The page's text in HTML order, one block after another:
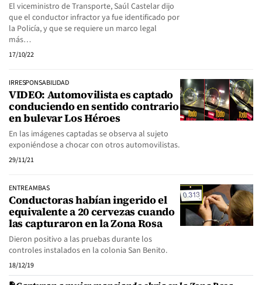
El viceministro de Transporte, Saúl Castelar dijo
que el conductor infractor ya fue identificado por
la Policía, y que se requiere un marco legal
más…
17/10/22
IRRESPONSABILIDAD
VIDEO: Automovilista es captado
conduciendo en sentido contrario
en bulevar Los Héroes
En las imágenes captadas se observa al sujeto
exponiéndose a chocar con otros automovilistas.
29/11/21
ENTRE AMBAS
Conductoras habían ingerido el
equivalente a 20 cervezas cuando
las capturaron en la Zona Rosa
Dieron positivo a las pruebas durante los
controles instalados en la colonia San Benito.
18/12/19